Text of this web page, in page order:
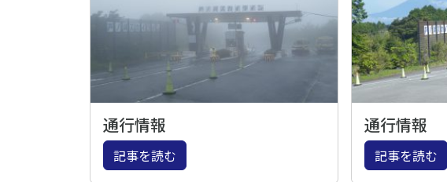
通行情報
記事を読む
通行情報
記事を読む